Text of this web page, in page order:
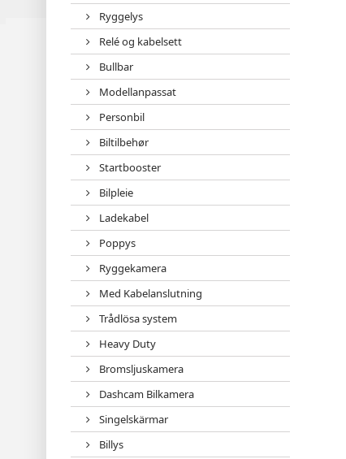
Ryggelys
Relé og kabelsett
Bullbar
Modellanpassat
Personbil
Biltilbehør
Startbooster
Bilpleie
Ladekabel
Poppys
Ryggekamera
Med Kabelanslutning
Trådlösa system
Heavy Duty
Bromsljuskamera
Dashcam Bilkamera
Singelskärmar
Billys